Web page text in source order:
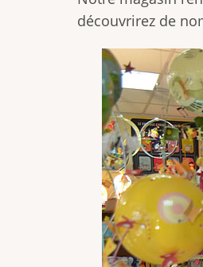
découvrirez de